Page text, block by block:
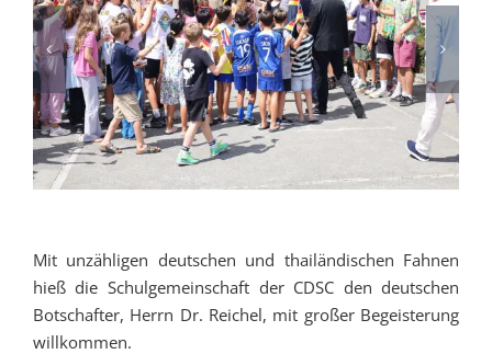
Mit unzähligen deutschen und thailändischen Fahnen
hieß die Schulgemeinschaft der CDSC den deutschen
Botschafter, Herrn Dr. Reichel, mit großer Begeisterung
willkommen.